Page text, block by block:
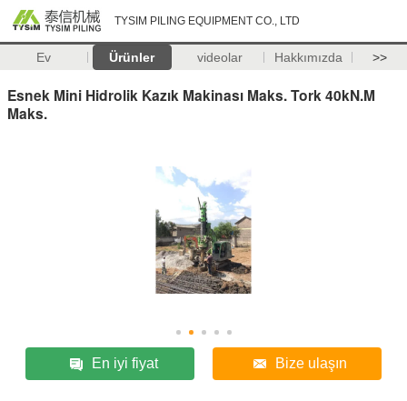
TYSIM PILING EQUIPMENT CO., LTD
Ev Ürünler videolar Hakkımızda >>
Esnek Mini Hidrolik Kazık Makinası Maks. Tork 40kN.M
Maks.
En iyi fiyat Bize ulaşın